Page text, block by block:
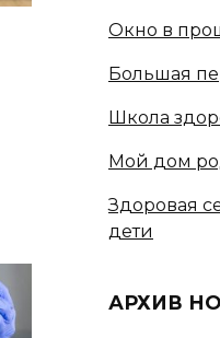
Окно в
Большая
Школа
Мой дом
Здоровая
дети
АРХИВ